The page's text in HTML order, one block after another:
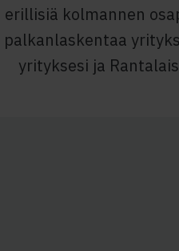
erillisiä kolmannen
palkanlaskentaa
yrityksesi ja